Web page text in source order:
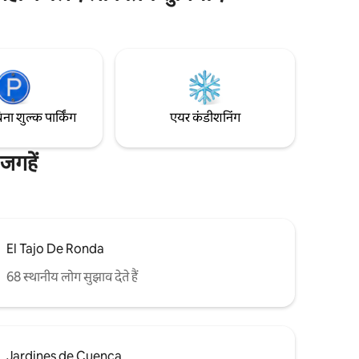
शुल्क पार्किंग एयर कंडीशनिंग
El Tajo De Ronda
68 स्थानीय लोग सुझाव देते हैं